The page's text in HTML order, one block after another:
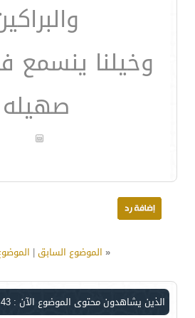
وخيلنا ينسمع
صهيله
« الموضوع السابق|
الذين يشاهدون محتوى الموضوع الآن : 43